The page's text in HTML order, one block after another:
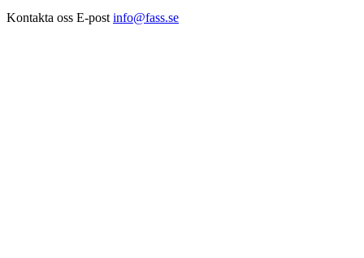
Kontakta oss E-post info@fass.se